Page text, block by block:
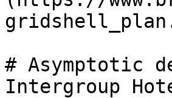
# Asymptotic
Intergroup